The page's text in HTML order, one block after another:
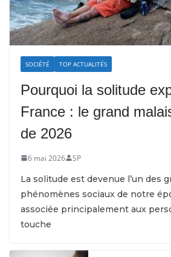
SOCIÉTÉ TOP ACTUALITÉS
Pourquoi la solitude
France : le grand
de 2026
6 mai 2026 SP
La solitude est devenue l’un des
phénomènes sociaux de notre
associée principalement aux
touche